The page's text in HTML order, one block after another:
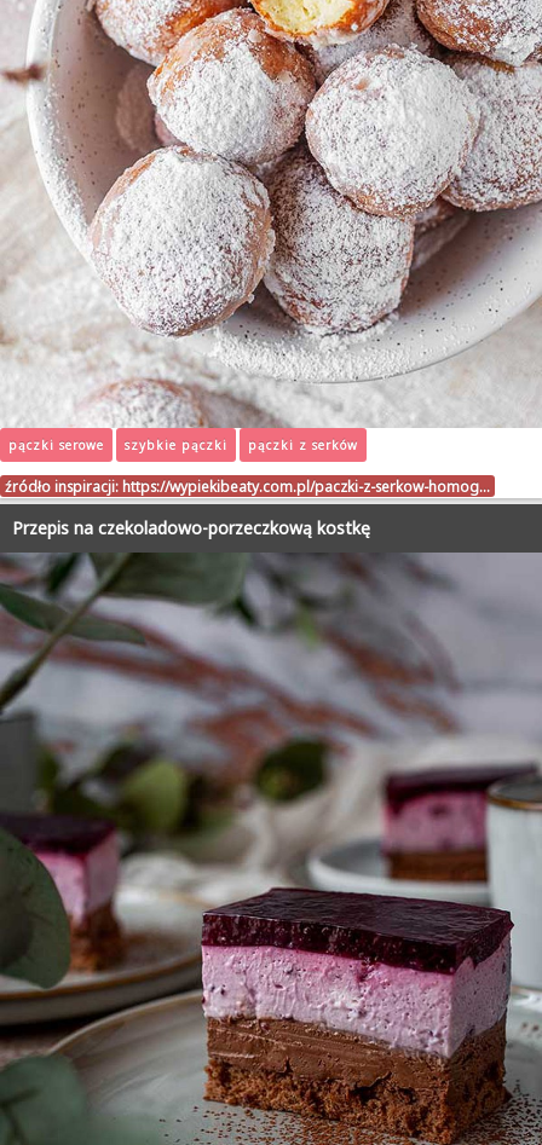
pączki serowe szybkie pączki pączki z serków
źródło inspiracji: https://wypiekibeaty.com.pl/paczki-z-serkow-homog…
Przepis na czekoladowo-porzeczkową kostkę